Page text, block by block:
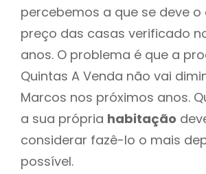
percebemos a que se deve
preço das casas verificado
anos. O problema é que a
Quintas A Venda não vai
Marcos nos próximos anos.
a sua própria habitação
considerar fazê-lo o mais
possível.